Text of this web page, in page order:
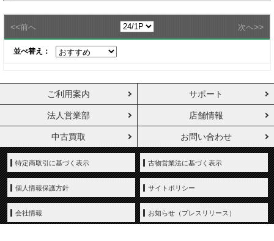
<<前へ 次へ>>
並べ替え：
ご利用案内 サポート
法人営業部 店舗情報
中古買取 お問い合わせ
特定商取引に基づく表示 古物営業法に基づく表示
個人情報保護方針 サイトポリシー
会社情報 お知らせ（プレスリリース）